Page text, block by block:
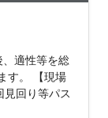
適性等を総
す。 【現場
回り等パス